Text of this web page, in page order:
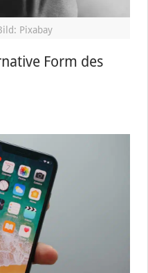
Pixabay
Form des